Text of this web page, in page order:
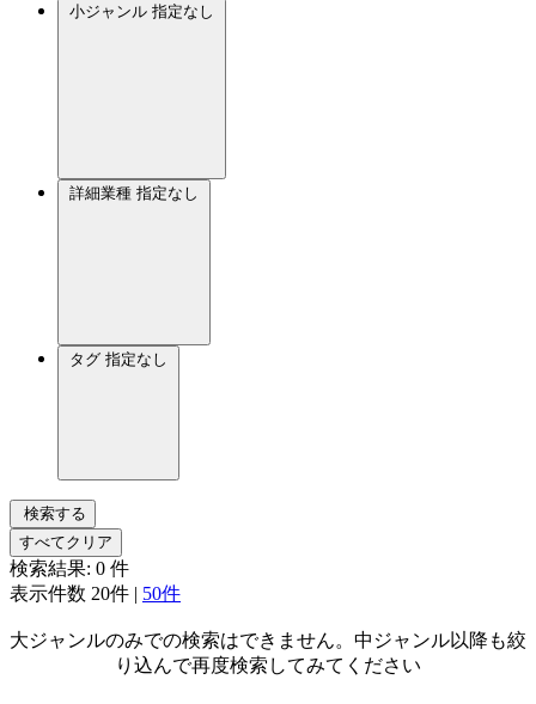
小ジャンル 指定なし
詳細業種 指定なし
タグ 指定なし
検索する
すべてクリア
検索結果: 0 件
表示件数 20件 | 50件
大ジャンルのみでの検索はできません。中ジャンル以降も絞
り込んで再度検索してみてください